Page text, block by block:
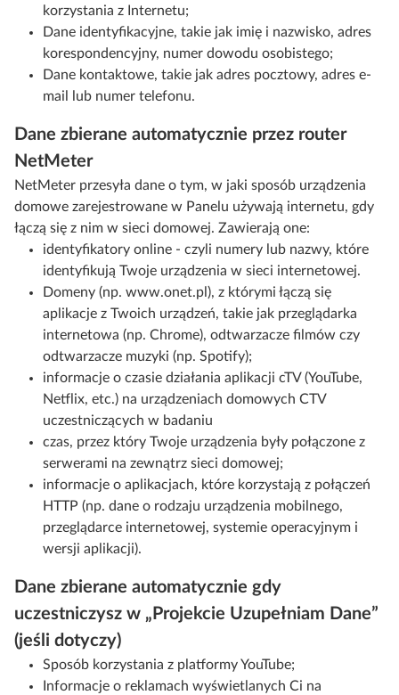
korzystania z Internetu;
Dane identyfikacyjne, takie jak imię i nazwisko, adres
korespondencyjny, numer dowodu osobistego;
Dane kontaktowe, takie jak adres pocztowy, adres e-
mail lub numer telefonu.
Dane zbierane automatycznie przez router
NetMeter
NetMeter przesyła dane o tym, w jaki sposób urządzenia
domowe zarejestrowane w Panelu używają internetu, gdy
łączą się z nim w sieci domowej. Zawierają one:
identyfikatory online - czyli numery lub nazwy, które
identyfikują Twoje urządzenia w sieci internetowej.
Domeny (np. www.onet.pl), z którymi łączą się
aplikacje z Twoich urządzeń, takie jak przeglądarka
internetowa (np. Chrome), odtwarzacze filmów czy
odtwarzacze muzyki (np. Spotify);
informacje o czasie działania aplikacji cTV (YouTube,
Netflix, etc.) na urządzeniach domowych CTV
uczestniczących w badaniu
czas, przez który Twoje urządzenia były połączone z
serwerami na zewnątrz sieci domowej;
informacje o aplikacjach, które korzystają z połączeń
HTTP (np. dane o rodzaju urządzenia mobilnego,
przeglądarce internetowej, systemie operacyjnym i
wersji aplikacji).
Dane zbierane automatycznie gdy
uczestniczysz w „Projekcie Uzupełniam Dane”
(jeśli dotyczy)
Sposób korzystania z platformy YouTube;
Informacje o reklamach wyświetlanych Ci na